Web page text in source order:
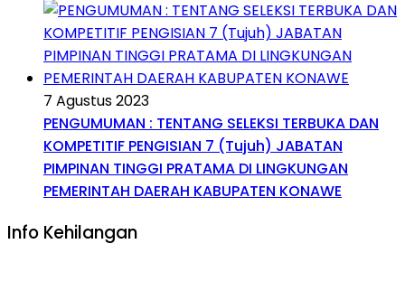
7 Agustus 2023
PENGUMUMAN : TENTANG SELEKSI TERBUKA DAN
KOMPETITIF PENGISIAN 7 (Tujuh) JABATAN
PIMPINAN TINGGI PRATAMA DI LINGKUNGAN
PEMERINTAH DAERAH KABUPATEN KONAWE
Info Kehilangan